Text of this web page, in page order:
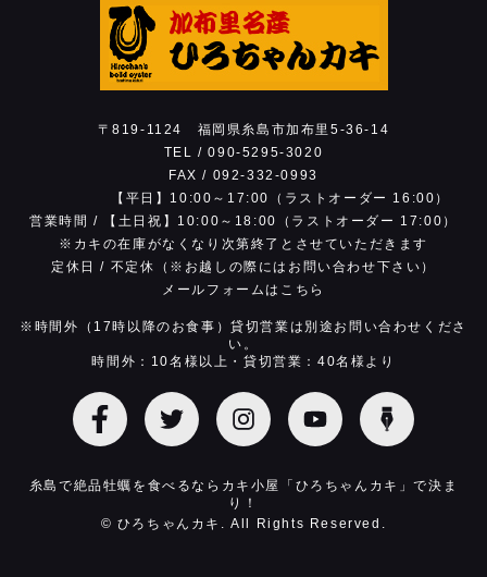
【平日】10:00～17:00（ラストオーダー 1
6:00）
【土日祝】10:00～18:00（ラストオーダー
※お電話は営業時間内でお願いします。
※お昼の時間帯は回線が混雑し繋がりにくい状
態です。時間をおいておかけ直しください。
〒819-1124 福岡県糸島市加布里5-36-14
TEL /090-5295-3020
FAX / 092-332-0993
営業時間 /
【平日】10:00～17:00（ラストオーダー 16:00）
【土日祝】10:00～18:00（ラストオーダー 17:00）
※カキの在庫がなくなり次第終了とさせていただきます
定休日 / 不定休（※お越しの際にはお問い合わせ下さい）
メールフォームはこちら
※時間外（17時以降のお食事）貸切営業は別途お問い合わせくださ
い。
時間外：10名様以上・貸切営業：40名様より
糸島で絶品牡蠣を食べるならカキ小屋「ひろちゃんカキ」で決ま
り！
© ひろちゃんカキ. All Rights Reserved.